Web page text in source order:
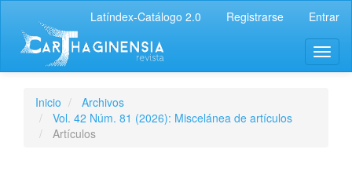
Latíndex-Catálogo 2.0 Registrarse Entrar
Inicio
Archivos
Vol. 42 Núm. 81 (2026): Miscelánea de artículos
Artículos